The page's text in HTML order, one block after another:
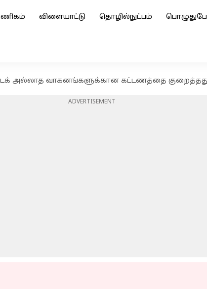
விளையாட்டு தொழில்நுட்பம்
அல்லாத வாகனங்களுக்கான கட்டணத்தை குறைத்தது
ADVERTISEMENT